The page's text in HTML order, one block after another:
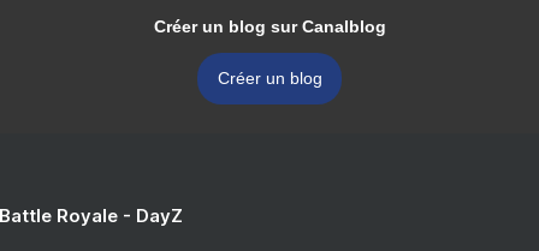
Créer un blog sur Canalblog
Créer un blog
Royale - DayZ